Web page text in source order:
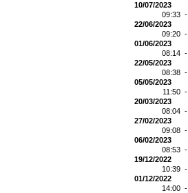
10/07/2023
09:33 -
22/06/2023
09:20 -
01/06/2023
08:14 -
22/05/2023
08:38 -
05/05/2023
11:50 -
20/03/2023
08:04 -
27/02/2023
09:08 -
06/02/2023
08:53 -
19/12/2022
10:39 -
01/12/2022
14:00 -